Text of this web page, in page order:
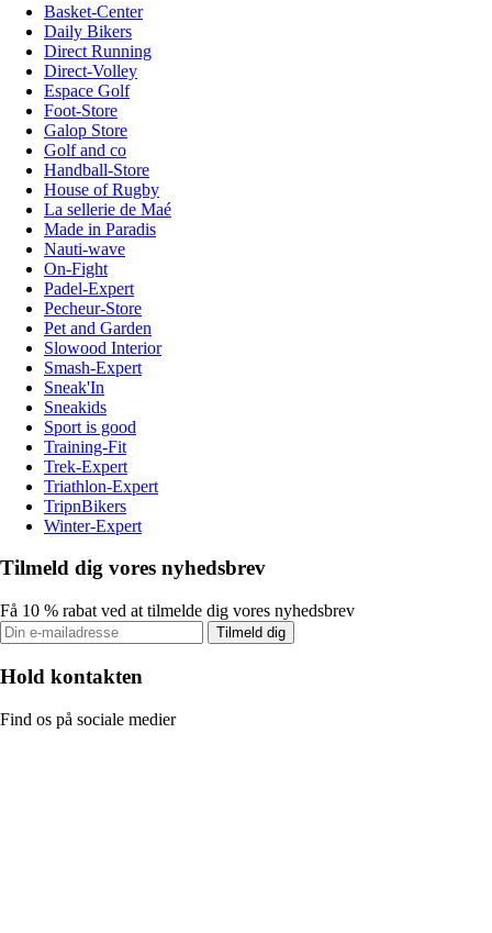
Basket-Center
Daily Bikers
Direct Running
Direct-Volley
Espace Golf
Foot-Store
Galop Store
Golf and co
Handball-Store
House of Rugby
La sellerie de Maé
Made in Paradis
Nauti-wave
On-Fight
Padel-Expert
Pecheur-Store
Pet and Garden
Slowood Interior
Smash-Expert
Sneak'In
Sneakids
Sport is good
Training-Fit
Trek-Expert
Triathlon-Expert
TripnBikers
Winter-Expert
Tilmeld dig vores nyhedsbrev
Få 10 % rabat ved at tilmelde dig vores nyhedsbrev
Tilmeld dig
Hold kontakten
Find os på sociale medier